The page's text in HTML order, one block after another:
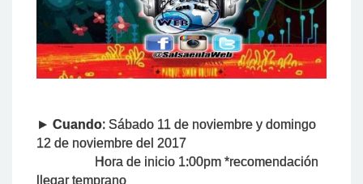
► Cuando: Sábado 11 de noviembre y domingo
12 de noviembre del 2017
Hora de inicio 1:00pm *recomendación
llegar temprano